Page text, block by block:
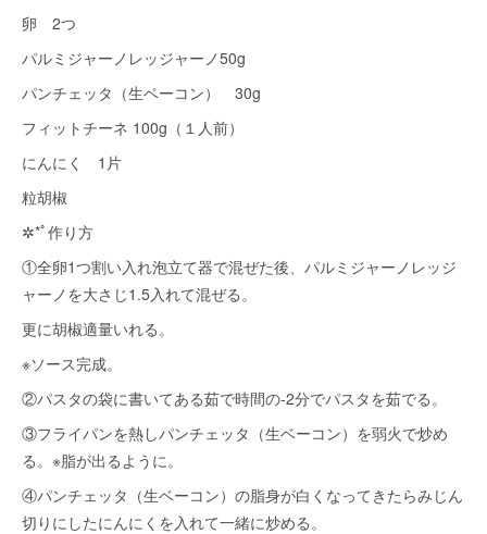
卵 2つ
パルミジャーノレッジャーノ50g
パンチェッタ（生ベーコン） 30g
フィットチーネ 100g（１人前）
にんにく 1片
粒胡椒
✲*ﾟ作り方
①全卵1つ割い入れ泡立て器で混ぜた後、パルミジャーノレッジ
ャーノを大さじ1.5入れて混ぜる。
更に胡椒適量いれる。
※ソース完成。
②パスタの袋に書いてある茹で時間の-2分でパスタを茹でる。
③フライパンを熱しパンチェッタ（生ベーコン）を弱火で炒め
る。※脂が出るように。
④パンチェッタ（生ベーコン）の脂身が白くなってきたらみじん
切りにしたにんにくを入れて一緒に炒める。